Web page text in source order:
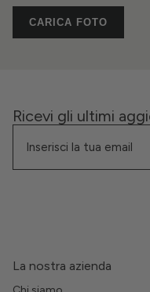
CARICA FOTO
Ricevi gli ultimi
La nostra azienda